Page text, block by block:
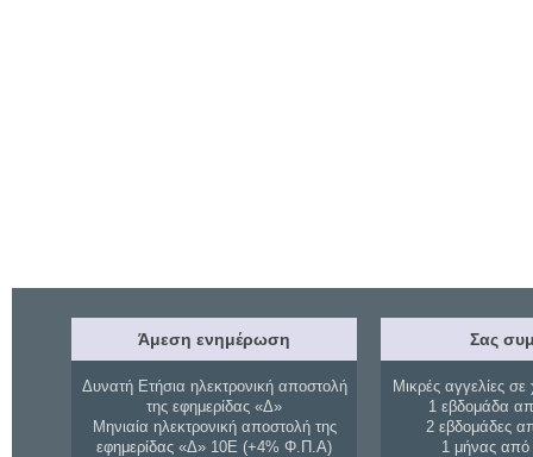
Άμεση ενημέρωση
Δυνατή Ετήσια ηλεκτρονική αποστολή
της εφημερίδας «Δ»
Μηνιαία ηλεκτρονική αποστολή της
εφημερίδας «Δ» 10Ε (+4% Φ.Π.Α)
Σας
Μικρές αγγελίες σε
1 εβδομάδα
2 εβδομάδες
1 μήνας